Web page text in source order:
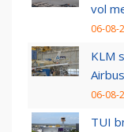
vol
06-08-
KLM
06-08-
TUI